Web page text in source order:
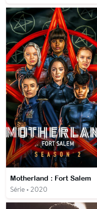
Motherland : Fort Salem
Série • 2020